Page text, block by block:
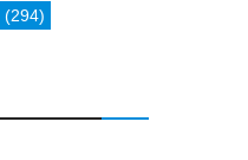
(294)